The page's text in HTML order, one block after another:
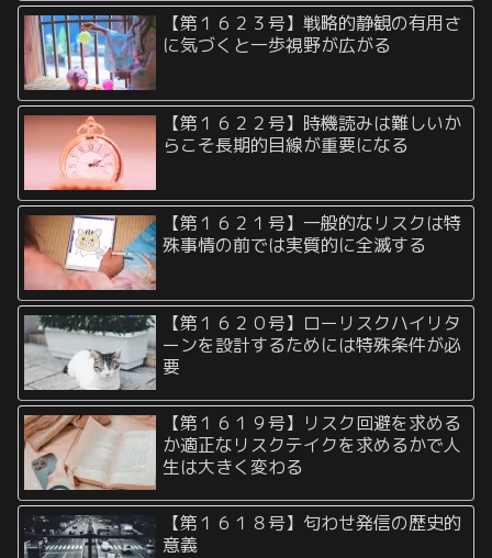
【第１６２３号】戦略的静観の有用さ
に気づくと一歩視野が広がる
【第１６２２号】時機読みは難しいか
らこそ長期的目線が重要になる
【第１６２１号】一般的なリスクは特
殊事情の前では実質的に全滅する
【第１６２０号】ローリスクハイリタ
ーンを設計するためには特殊条件が必
要
【第１６１９号】リスク回避を求める
か適正なリスクテイクを求めるかで人
生は大きく変わる
【第１６１８号】匂わせ発信の歴史的
意義